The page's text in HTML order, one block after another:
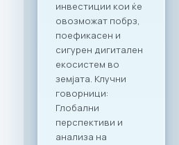
опсег.
Стратешкото
партнерство и
придобивките од
специјално
креираната
програма важат за
рамките на Ragusa
Group,